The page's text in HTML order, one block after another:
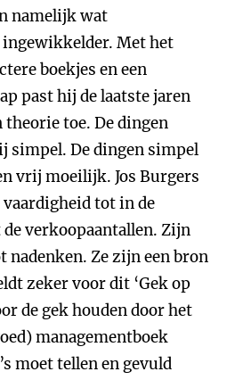
namelijk wat
Met het
boekjes en een
past hij de laatste jaren
toe. De dingen
simpel. De dingen simpel
vrij moeilijk. Jos Burgers
vaardigheid tot in de
verkoopaantallen. Zijn
nadenken. Ze zijn een bron
zeker voor dit ‘Gek op
de gek houden door het
managementboek
moet tellen en gevuld